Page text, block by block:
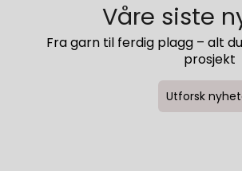
Våre siste
Fra garn til ferdig plagg – alt
prosjekt
Utforsk